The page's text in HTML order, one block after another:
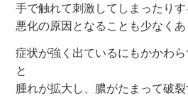
手で触れて刺激してしまったり
悪化の原因となることも少なくあ
症状が強く出ているにもかかわ
と
腫れが拡大し、膿がたまって破